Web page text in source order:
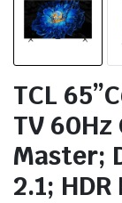
TCL
TV 60Hz
Master;
2.1;